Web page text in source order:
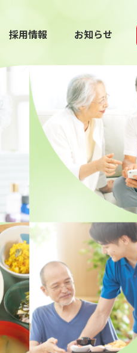
採用情報 お知らせ